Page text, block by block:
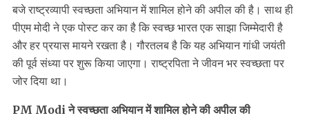
बजे राष्ट्रव्यापी स्वच्छता अभियान में शामिल होने की अपील की है। साथ ही
पीएम मोदी ने एक पोस्ट कर का है कि स्वच्छ भारत एक साझा जिम्मेदारी है
और हर प्रयास मायने रखता है। गौरतलब है कि यह अभियान गांधी जयंती
की पूर्व संध्या पर शुरू किया जाएगा। राष्ट्रपिता ने जीवन भर स्वच्छता पर
जोर दिया था।
PM Modi ने स्वच्छता अभियान में शामिल होने की अपील की